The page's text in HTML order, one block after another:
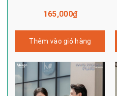
165,000₫
Thêm vào giỏ hàng